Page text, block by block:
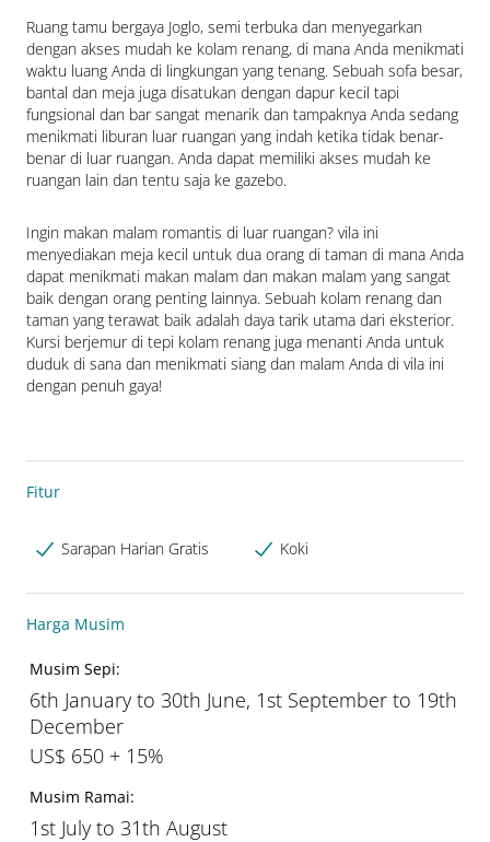
Ruang tamu bergaya Joglo, semi terbuka dan menyegarkan
dengan akses mudah ke kolam renang, di mana Anda menikmati
waktu luang Anda di lingkungan yang tenang. Sebuah sofa besar,
bantal dan meja juga disatukan dengan dapur kecil tapi
fungsional dan bar sangat menarik dan tampaknya Anda sedang
menikmati liburan luar ruangan yang indah ketika tidak benar-
benar di luar ruangan. Anda dapat memiliki akses mudah ke
ruangan lain dan tentu saja ke gazebo.
Ingin makan malam romantis di luar ruangan? vila ini
menyediakan meja kecil untuk dua orang di taman di mana Anda
dapat menikmati makan malam dan makan malam yang sangat
baik dengan orang penting lainnya. Sebuah kolam renang dan
taman yang terawat baik adalah daya tarik utama dari eksterior.
Kursi berjemur di tepi kolam renang juga menanti Anda untuk
duduk di sana dan menikmati siang dan malam Anda di vila ini
dengan penuh gaya!
Fitur
Sarapan Harian Gratis Koki
Harga Musim
Musim Sepi:
6th January to 30th June, 1st September to 19th
December
US$ 650 + 15%
Musim Ramai:
1st July to 31th August